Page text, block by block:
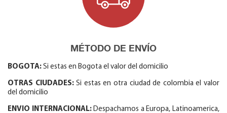
MÉTODO DE ENVÍO
BOGOTA: Si estas en Bogota el valor del domicilio
OTRAS CIUDADES:Si estas en otra ciudad de colombia el valor
del domicilio
ENVIO INTERNACIONAL:Despachamos a Europa, Latinoamerica,